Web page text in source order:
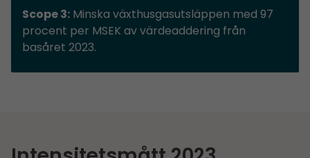
Scope 3: Minska växthusgasutsläppen med 97
procent per MSEK av värdeaddering från
basåret 2023.